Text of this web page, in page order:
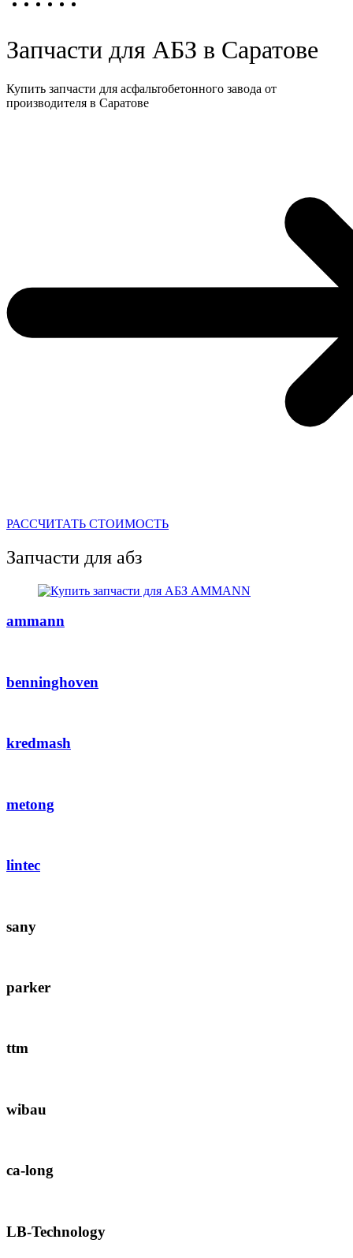
Запчасти для АБЗ в Саратове
Купить запчасти для асфальтобетонного завода от
производителя в Саратове
РАССЧИТАТЬ СТОИМОСТЬ
Запчасти для абз
ammann
benninghoven
kredmash
metong
lintec
sany
parker
ttm
wibau
ca-long
LB-Technology